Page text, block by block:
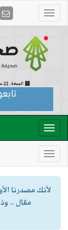
الجمعة , 22 صفر 1448 هـ ,
لأنك مصدرنا
مقال ..